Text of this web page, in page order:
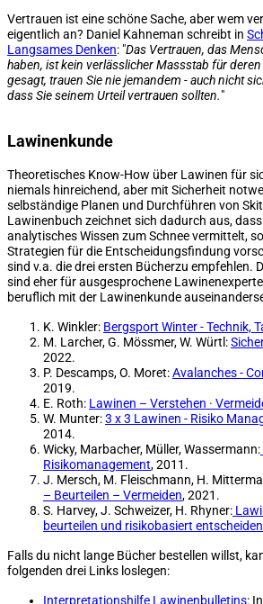
Vertrauen ist eine schöne Sache, aber wem
eigentlich an? Daniel Kahneman schreibt in
Langsames Denken: "Das Vertrauen, das
haben, ist kein verlässlicher Massstab für
gesagt, trauen Sie nie jemandem - auch nicht
dass Sie seinem Urteil vertrauen sollten."
Lawinenkunde
Theoretisches Know-How über Lawinen für
niemals hinreichend, aber mit Sicherheit
selbständige Planen und Durchführen von
Lawinenbuch zeichnet sich dadurch aus,
analytisches Wissen zum Schnee vermittelt,
Strategien für die Entscheidungsfindung
sind v.a. die drei ersten Bücherzu empfehlen.
sind eher für ausgesprochene
beruflich mit der Lawinenkunde
K. Winkler: Bergsport Winter - Technik,
M. Larcher, G. Mössmer, W. Würtl:
2022.
P. Descamps, O. Moret:Avalanches -
2019.
E. Roth: Lawinen – Verstehen ·
W. Munter:3 x 3 Lawinen - Risiko
2014.
Wicky, Marbacher, Müller, Wassermann:
Risikomanagement, 2011.
J. Mersch, M. Fleischmann, H.
– Beurteilen – Vermeiden, 2021.
S. Harvey, J. Schweizer, H. Rhyner:
beurteilen und risikobasiert entscheiden
Falls du nicht lange Bücher bestellen willst,
folgenden drei Links loslegen:
Interpretationshilfe Lawinenbulletins: